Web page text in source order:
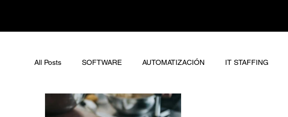
All Posts SOFTWARE AUTOMATIZACIÓN IT STAFFING